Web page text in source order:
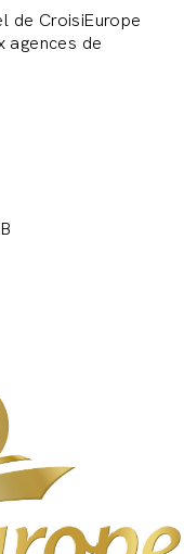
de CroisiEurope
agences de